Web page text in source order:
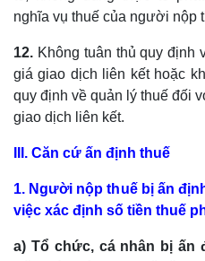
nghĩa vụ thuế của người nộp
12. Không tuân thủ quy định
giá giao dịch liên kết hoặc
quy định về quản lý thuế đối
giao dịch liên kết.
III. Căn cứ ấn định thuế
1. Người nộp thuế bị ấn
việc xác định số tiền thuế
a) Tổ chức, cá nhân bị ấn